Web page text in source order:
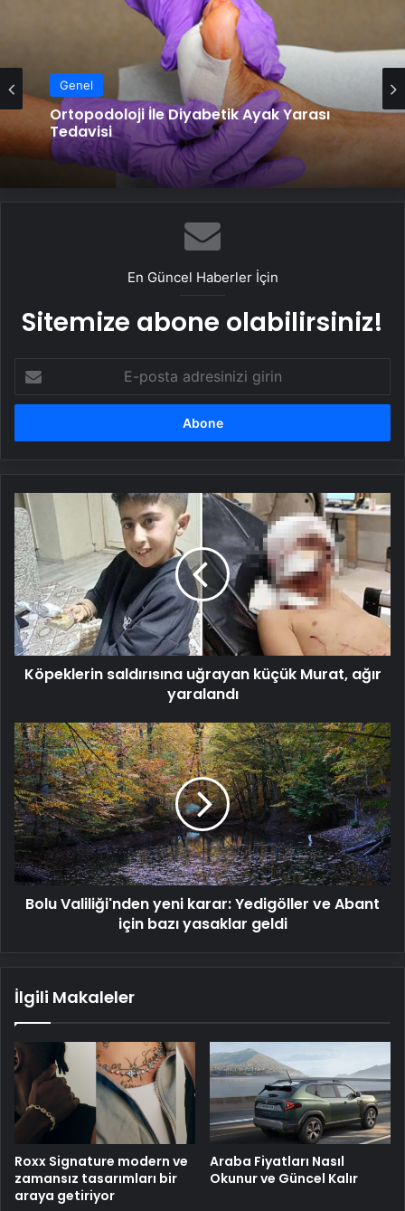
Genel
Ortopodoloji İle Diyabetik Ayak Yarası
Tedavisi
En Güncel Haberler İçin
Sitemize abone olabilirsiniz!
posta
adresinizi
Köpeklerin
saldırısına
uğrayan
küçük
Murat,
ağır
yaralandı
Köpeklerin saldırısına uğrayan küçük Murat, ağır
yaralandı
Bolu
Valiliği'nden
yeni
karar:
Yedigöller
ve
Abant
için
bazı
yasaklar
Bolu Valiliği'nden yeni karar: Yedigöller ve Abant
için bazı yasaklar geldi
İlgili Makaleler
Roxx Signature modern ve
zamansız tasarımları bir
araya getiriyor
Araba Fiyatları Nasıl
Okunur ve Güncel Kalır